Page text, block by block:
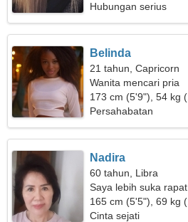
Hubungan serius
Belinda
21 tahun, Capricorn
Wanita mencari pria
173 cm (5'9"), 54 kg
Persahabatan
Nadira
60 tahun, Libra
Saya lebih suka
165 cm (5'5"), 69 kg
Cinta sejati